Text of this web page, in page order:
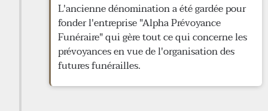
L'ancienne dénomination a été gardée pour
fonder l'entreprise "Alpha Prévoyance
Funéraire" qui gère tout ce qui concerne les
prévoyances en vue de l'organisation des
futures funérailles.